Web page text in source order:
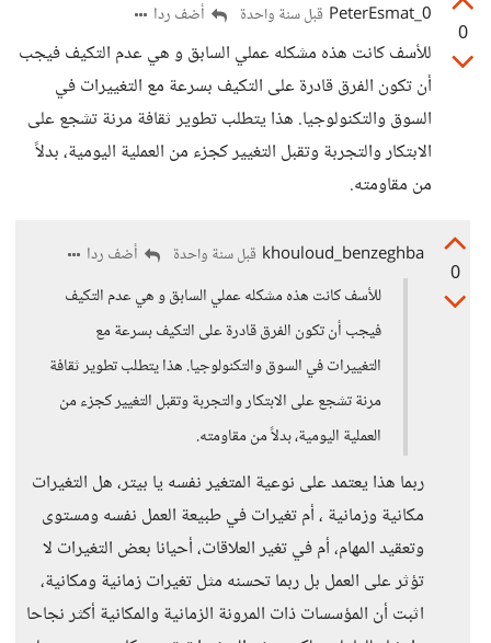
0
PeterEsmat_0 قبل سنة واحدة أضف ردا
للأسف كانت هذه مشكله عملي السابق و هي عدم التكيف فيجب
أن تكون الفرق قادرة على التكيف بسرعة مع التغييرات في
السوق والتكنولوجيا. هذا يتطلب تطوير ثقافة مرنة تشجع على
الابتكار والتجربة وتقبل التغيير كجزء من العملية اليومية، بدلاً
من مقاومته.
0
khouloud_benzeghba قبل سنة واحدة
أضف ردا
للأسف كانت هذه مشكله عملي السابق و هي عدم التكيف
فيجب أن تكون الفرق قادرة على التكيف بسرعة مع
التغييرات في السوق والتكنولوجيا. هذا يتطلب تطوير ثقافة
مرنة تشجع على الابتكار والتجربة وتقبل التغيير كجزء من
العملية اليومية، بدلاً من مقاومته.
ربما هذا يعتمد على نوعية المتغير نفسه يا بيتر، هل التغيرات
مكانية وزمانية ، أم تغيرات في طبيعة العمل نفسه ومستوى
وتعقيد المهام، أم في تغير العلاقات، أحيانا بعض التغيرات لا
تؤثر على العمل بل ربما تحسنه مثل تغيرات زمانية ومكانية،
اثبت أن المؤسسات ذات المرونة الزمانية والمكانية أكثر نجاحا